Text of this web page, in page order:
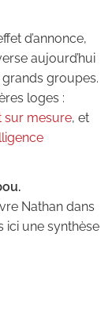
d’annonce,
aujourd’hui
groupes.
loges :
sur mesure, et
Nathan dans
ici une synthèse